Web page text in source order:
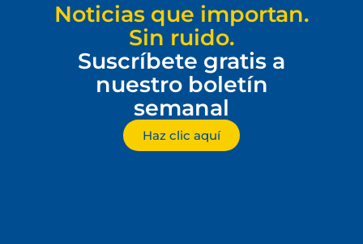
Noticias que importan.
Sin ruido.
Suscríbete gratis a
nuestro boletín
semanal
Haz clic aquí